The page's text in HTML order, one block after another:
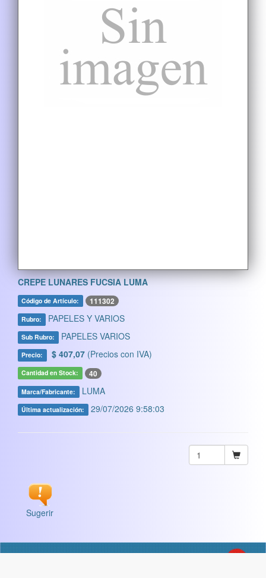
CREPE LUNARES FUCSIA LUMA
Código de Artículo: 111302
Rubro: PAPELES Y VARIOS
Sub Rubro: PAPELES VARIOS
Precio: $ 407,07 (Precios con IVA)
Cantidad en Stock: 40
Marca/Fabricante: LUMA
Última actualización: 29/07/2026 9:58:03
Sugerir